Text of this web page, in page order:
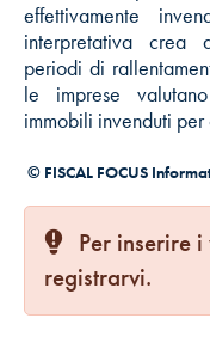
effettivamente
interpretativa crea
periodi di
le imprese
immobili invenduti
© FISCAL FOCUS
Per inserire
registrarvi.